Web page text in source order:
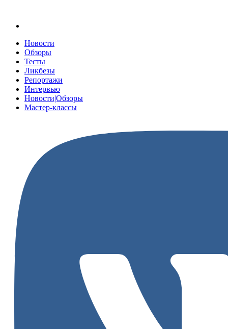
Новости
Обзоры
Тесты
Ликбезы
Репортажи
Интервью
Новости|Обзоры
Мастер-классы